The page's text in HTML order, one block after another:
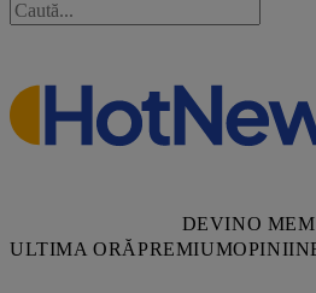
DEVINO
ULTIMA ORĂPREMIUMOPINII